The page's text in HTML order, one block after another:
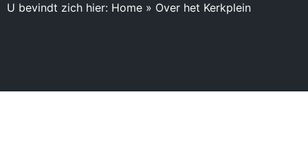
U bevindt zich hier: Home » Over het Kerkplein